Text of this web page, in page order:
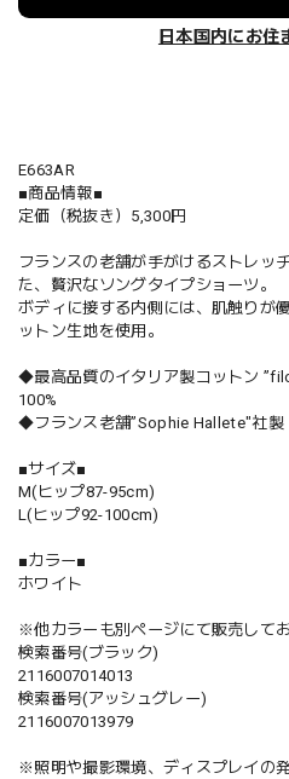
日本国内にお住
E663AR
■商品情報■
定価（税抜き）5,300円
フランスの老舗が手がけるストレッ
た、贅沢なソングタイプショーツ。
ボディに接する内側には、肌触りが
ットン生地を使用。
◆最高品質のイタリア製コットン
100%
◆フランス老舗”Sophie Hallete"社製
■サイズ■
M(ヒップ87-95cm)
L(ヒップ92-100cm)
■カラー■
ホワイト
※他カラーも別ページにて販売してお
検索番号(ブラック)
2116007014013
検索番号(アッシュグレー)
2116007013979
※照明や撮影環境、ディスプレイの